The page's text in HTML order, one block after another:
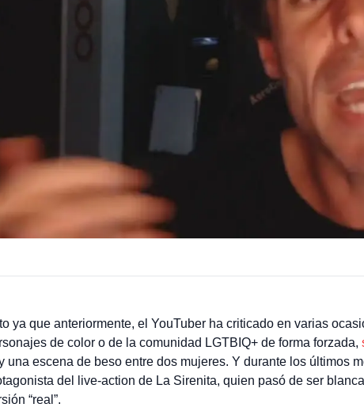
ya que anteriormente, el YouTuber ha criticado en varias
de color o de la comunidad LGTBIQ+ de forma forzada,
una escena de beso entre dos mujeres. Y durante los últimos
del live-action de La Sirenita, quien pasó de ser
“real”.